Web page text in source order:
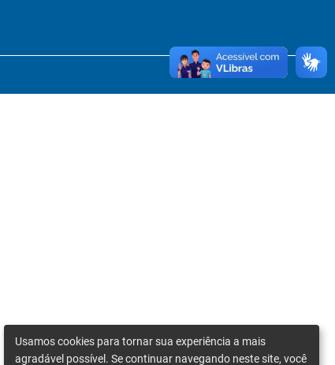
Usamos cookies para tornar sua experiência a mais
agradável possível. Se continuar navegando neste site, você